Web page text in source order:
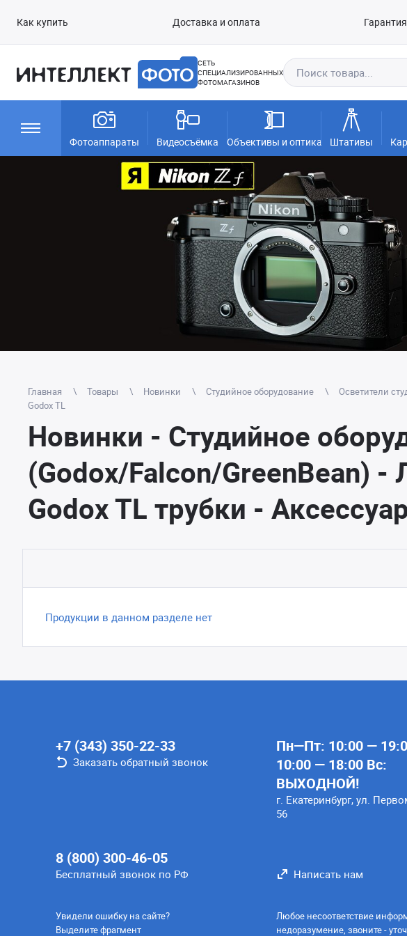
Как купить Доставка и оплата Гарантия
СЕТЬ
СПЕЦИАЛИЗИРОВАННЫХ
ФОТОМАГАЗИНОВ
Фотоаппараты Видеосъёмка Объективы и оптика Штативы
Главная Товары Новинки Студийное оборудование Осветители
Godox TL
Новинки - Студийное
(Godox/Falcon/GreenBean)
Godox TL трубки -
Продукции в данном разделе нет
+7 (343) 350-22-33
Заказать обратный звонок
8 (800) 300-46-05
Бесплатный звонок по РФ
Пн—Пт: 10:00 —
10:00 — 18:00 Вс:
ВЫХОДНОЙ!
г. Екатеринбург, ул.
56
Написать нам
Увидели ошибку на сайте?
Выделите фрагмент
Любое несоответствие
недоразумение, звоните -